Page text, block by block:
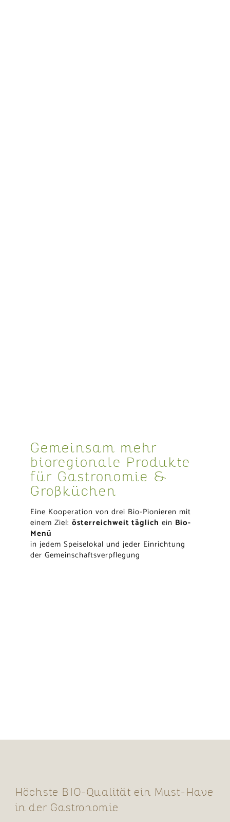
Gemeinsam mehr
bioregionale Produkte
für Gastronomie &
Großküchen
Eine Kooperation von drei Bio-Pionieren mit
einem Ziel:österreichweit täglich ein Bio-
Menü
in jedem Speiselokal und jeder Einrichtung
der Gemeinschaftsverpflegung
Höchste BIO-Qualität ein Must-Have
in der Gastronomie